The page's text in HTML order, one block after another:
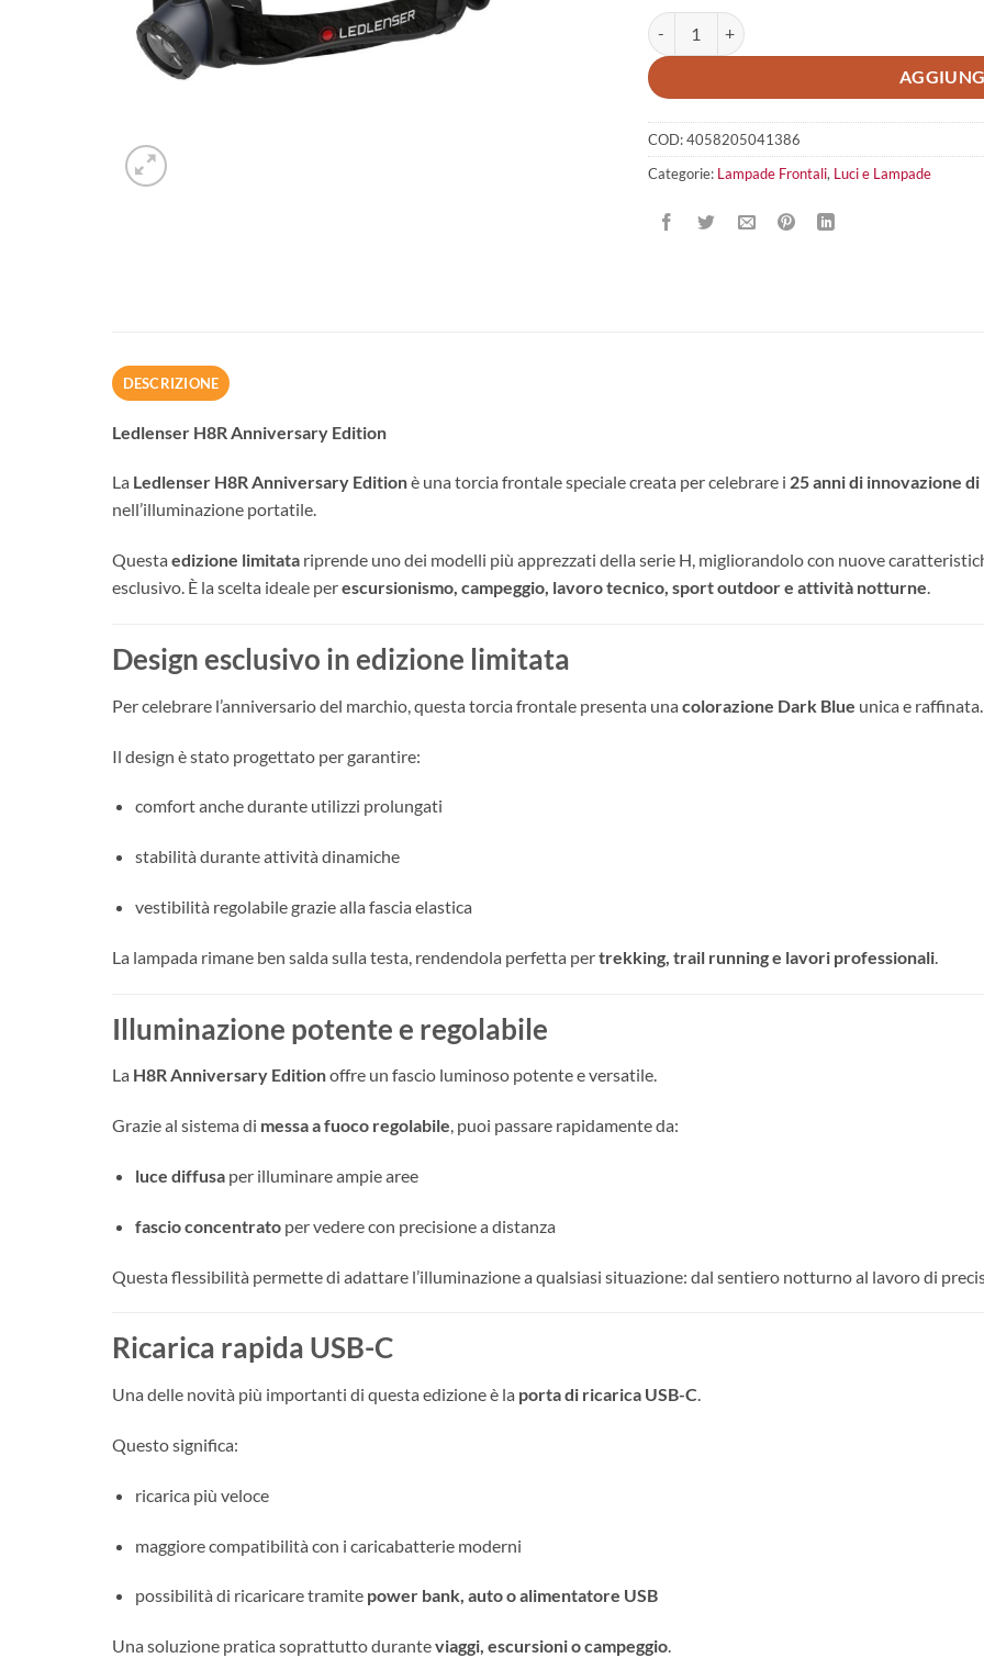
Ledlenser H8R Anniversary Edition quantità
COD:4058205041386
Categorie: Lampade Frontali, Luci e Lampade
DESCRIZIONE
Ledlenser H8R Anniversary Edition
La Ledlenser H8R Anniversary Editionè una torcia frontale speciale creata per celebrare i 25 anni di innovazione di
nell’illuminazione portatile.
Questa edizione limitata riprende uno dei modelli più apprezzati della serie H, migliorandolo con nuove
esclusivo. È la scelta ideale perescursionismo, campeggio, lavoro tecnico, sport outdoor e attività notturne.
Design esclusivo in edizione limitata
Per celebrare l’anniversario del marchio, questa torcia frontale presenta una colorazione Dark Blue unica e raffinata.
Il design è stato progettato per garantire:
comfort anche durante utilizzi prolungati
stabilità durante attività dinamiche
vestibilità regolabile grazie alla fascia elastica
La lampada rimane ben salda sulla testa, rendendola perfetta pertrekking, trail running e lavori professionali.
Illuminazione potente e regolabile
La H8R Anniversary Editionoffre un fascio luminoso potente e versatile.
Grazie al sistema di messa a fuoco regolabile, puoi passare rapidamente da:
luce diffusaper illuminare ampie aree
fascio concentratoper vedere con precisione a distanza
Questa flessibilità permette di adattare l’illuminazione a qualsiasi situazione: dal sentiero notturno al lavoro di
Ricarica rapida USB-C
Una delle novità più importanti di questa edizione è la porta di ricarica USB-C.
Questo significa:
ricarica più veloce
maggiore compatibilità con i caricabatterie moderni
possibilità di ricaricare tramite power bank, auto o alimentatore USB
Una soluzione pratica soprattutto duranteviaggi, escursioni o campeggio.